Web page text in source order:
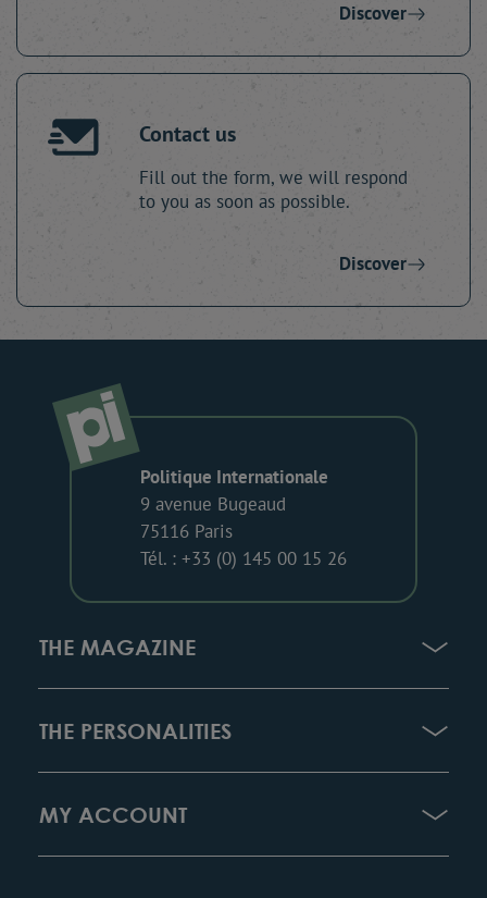
Discover
Contact us
Fill out the form, we will respond
to you as soon as possible.
Discover
Politique Internationale
9 avenue Bugeaud
75116 Paris
Tél. : +33 (0) 145 00 15 26
THE MAGAZINE
THE PERSONALITIES
MY ACCOUNT